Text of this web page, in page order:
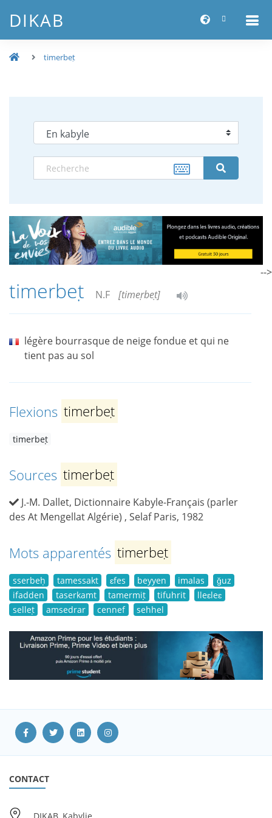
DIKAB
timerbeṭ
timerbeṭ N.F [timeṛbeṭ]
légère bourrasque de neige fondue et qui ne
tient pas au sol
Flexions timerbeṭ
timerbeṭ
Sources timerbeṭ
J.-M. Dallet, Dictionnaire Kabyle-Français (parler
des At Mengellat Algérie) , Selaf Paris, 1982
Mots apparentés timerbeṭ
sserbeḥ tamessakt ɛfes beyyen imalas
ǧuz
ifadden
taserkamt tamermiṭ tifuhrit
lleɛleɛ
selleṭ
amsedrar cennef sehhel
-->
CONTACT
DIKAB, Kabylie